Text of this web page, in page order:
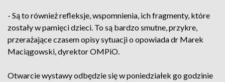
- Są to również refleksje, wspomnienia, ich fragmenty, które
zostały w pamięci dzieci. To są bardzo smutne, przykre,
przerażające czasem opisy sytuacji o opowiada dr Marek
Maciągowski, dyrektor OMPiO.
Otwarcie wystawy odbędzie się w poniedziałek go godzinie